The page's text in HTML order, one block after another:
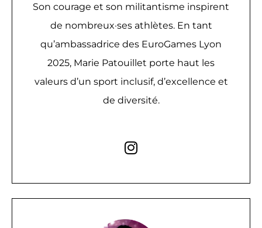
Son courage et son militantisme inspirent
de nombreux·ses athlètes. En tant
qu’ambassadrice des EuroGames Lyon
2025, Marie Patouillet porte haut les
valeurs d’un sport inclusif, d’excellence et
de diversité.